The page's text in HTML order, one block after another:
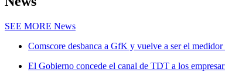
SEE MORE News
Comscore desbanca a GfK y vuelve a ser el
El Gobierno concede el canal de TDT a los